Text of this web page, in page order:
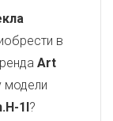
в
Art
модели
1I?